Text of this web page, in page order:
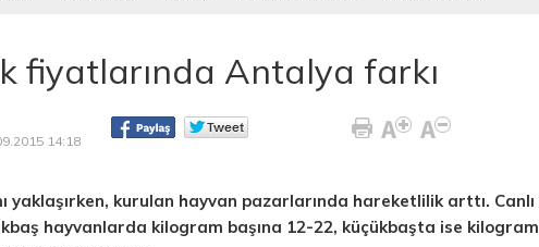
fiyatlarında Antalya farkı
14:18
yaklaşırken, kurulan hayvan pazarlarında hareketlilik arttı. Canlı
hayvanlarda kilogram başına 12-22, küçükbaşta ise kilogram